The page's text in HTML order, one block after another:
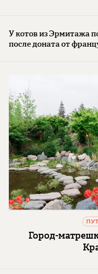
У котов из Эрмитажа
после доната от
Город-